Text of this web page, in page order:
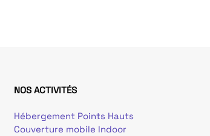
NOS ACTIVITÉS
Hébergement Points Hauts
Couverture mobile Indoor